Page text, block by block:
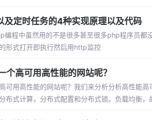
及定时任务的4种实现原理以及代码
编程中虽然用的不是很多甚至很多php程序员都
形式打开即执行然后用http监控
个高可用高性能的网站呢？
可用高性能的网站呢？我们来分析分析高性能
布式计算，分布式配置和分布式锁。负载均衡，